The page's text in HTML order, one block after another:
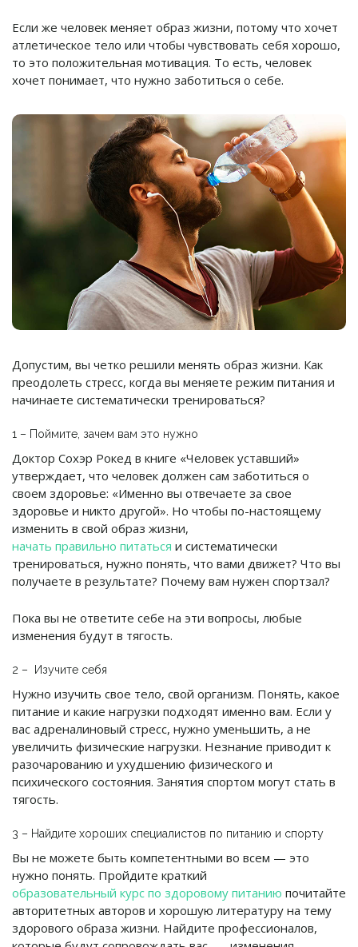
Если же человек меняет образ жизни, потому что хочет
атлетическое тело или чтобы чувствовать себя хорошо,
то это положительная мотивация. То есть, человек
хочет понимает, что нужно заботиться о себе.
Допустим, вы четко решили менять образ жизни. Как
преодолеть стресс, когда вы меняете режим питания и
начинаете систематически тренироваться?
1 – Поймите, зачем вам это нужно
Доктор Сохэр Рокед в книге «Человек уставший»
утверждает, что человек должен сам заботиться о
своем здоровье: «Именно вы отвечаете за свое
здоровье и никто другой». Но чтобы по-настоящему
изменить в свой образ жизни,
начать правильно питаться и систематически
тренироваться, нужно понять, что вами движет? Что вы
получаете в результате? Почему вам нужен спортзал?
Пока вы не ответите себе на эти вопросы, любые
изменения будут в тягость.
2 – Изучите себя
Нужно изучить свое тело, свой организм. Понять, какое
питание и какие нагрузки подходят именно вам. Если у
вас адреналиновый стресс, нужно уменьшить, а не
увеличить физические нагрузки. Незнание приводит к
разочарованию и ухудшению физического и
психического состояния. Занятия спортом могут стать в
тягость.
3 – Найдите хороших специалистов по питанию и спорту
Вы не можете быть компетентными во всем — это
нужно понять. Пройдите краткий
образовательный курс по здоровому питанию почитайте
авторитетных авторов и хорошую литературу на тему
здорового образа жизни. Найдите профессионалов,